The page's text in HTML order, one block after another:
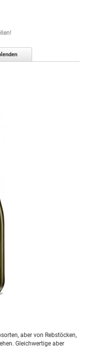
aber von Rebstöcken,
Gleichwertige aber